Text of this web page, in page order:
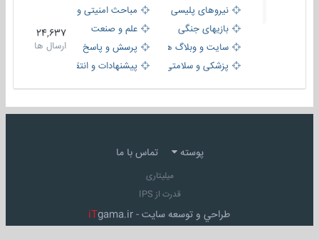
نیروهای پلیسی
مباحث امنیتی و اطلاعاتی
بازیهای جنگی
علم و صنعت
سایت و وبلاگ ها
پرسش و پاسخ
پزشکی و سلامتی
پیشنهادات و انتقادات
24,637
ارسال ها
پوسته تماس با ما
میلیتاری
قدرت از IPS
طراحي و توسعه سايت - iTgama.ir